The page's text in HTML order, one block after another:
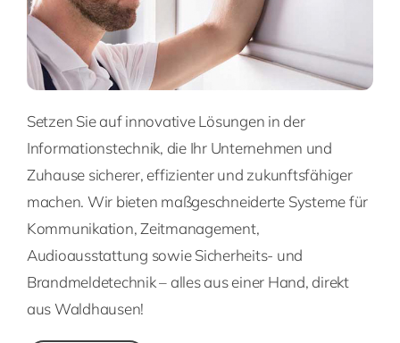
Setzen Sie auf innovative Lösungen in der
Informationstechnik, die Ihr Unternehmen und
Zuhause sicherer, effizienter und zukunftsfähiger
machen. Wir bieten maßgeschneiderte Systeme für
Kommunikation, Zeitmanagement,
Audioausstattung sowie Sicherheits- und
Brandmeldetechnik – alles aus einer Hand, direkt
aus Waldhausen!